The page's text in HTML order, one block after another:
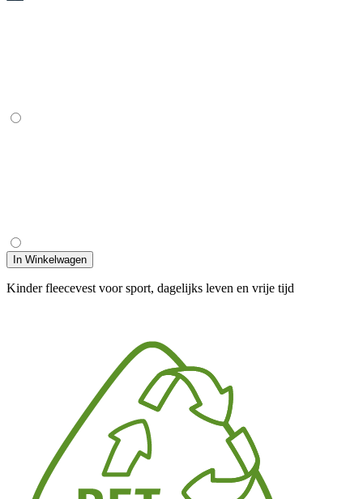
In Winkelwagen
Kinder fleecevest voor sport, dagelijks leven en vrije tijd